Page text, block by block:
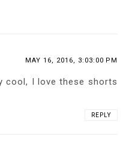
MAY 16, 2016, 3:03:00 PM
cool, I love these shorts
REPLY